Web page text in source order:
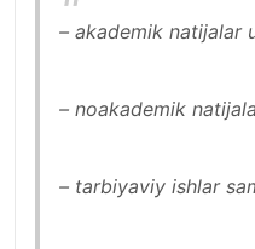
– akademik natijalar
– noakademik
– tarbiyaviy ishlar